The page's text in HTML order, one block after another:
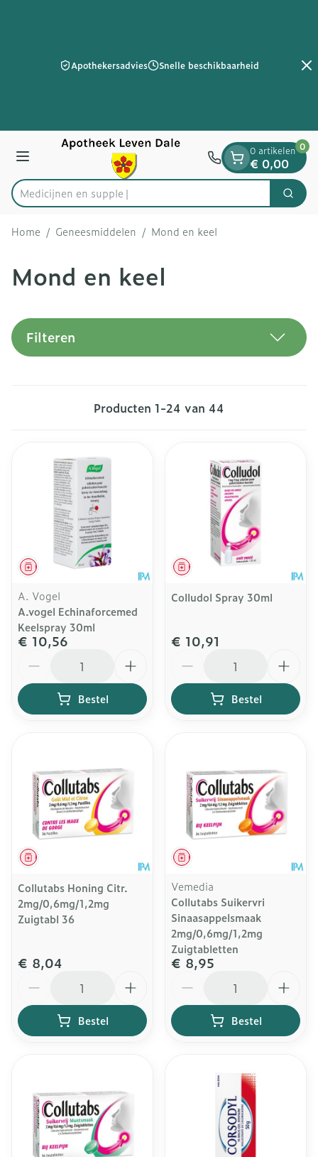
Apothekersadvies Snelle beschikbaarheid
Menu
Product, merk, categorie... Zoek
0 artikelen
€ 0,00
0
Home / Geneesmiddelen / Mond en keel
Mond en keel
Filteren
Producten 1-24 van 44
Geneesmiddel
A. Vogel
A.vogel Echinaforcemed
Keelspray 30ml
€ 10,56
Bestel
Geneesmiddel
Colludol Spray 30ml
€ 10,91
Bestel
Geneesmiddel
Collutabs Honing Citr.
2mg/0,6mg/1,2mg
Zuigtabl 36
€ 8,04
Bestel
Geneesmiddel
Vemedia
Collutabs Suikervri
Sinaasappelsmaak
2mg/0,6mg/1,2mg
Zuigtabletten
€ 8,95
Bestel